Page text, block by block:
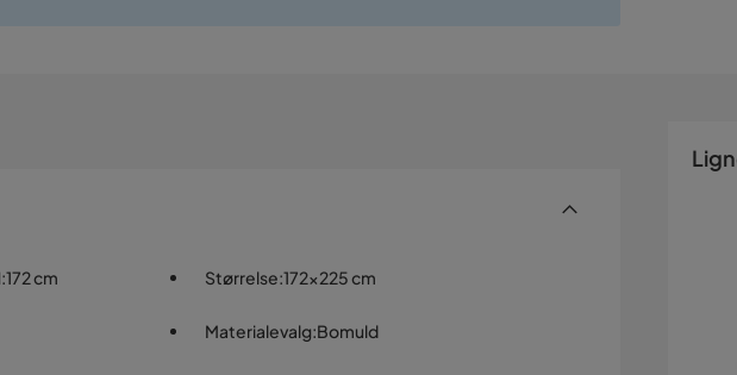
cm Størrelse:172x225 cm
Materialevalg:Bomuld